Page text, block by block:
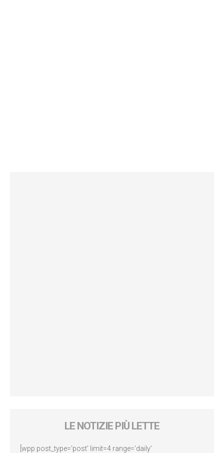
LE NOTIZIE PIÙ LETTE
[wpp post_type='post' limit=4 range='daily'